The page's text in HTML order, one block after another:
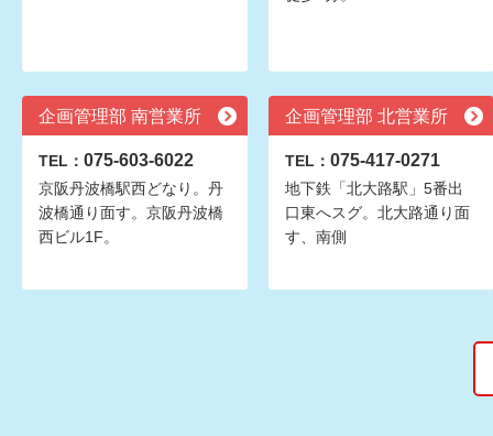
企画管理部 南営業所
TEL： 075-603-6022
京阪丹波橋駅西どなり。丹
波橋通り面す。京阪丹波橋
西ビル1F。
企画管理部 北営業所
TEL： 075-417-0271
地下鉄「北大路駅」5番出
口東へスグ。北大路通り面
す、南側